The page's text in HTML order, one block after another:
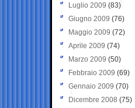
Luglio 2009 (83)
Giugno 2009 (76)
Maggio 2009 (72)
Aprile 2009 (74)
Marzo 2009 (50)
Febbraio 2009 (69)
Gennaio 2009 (70)
Dicembre 2008 (75)